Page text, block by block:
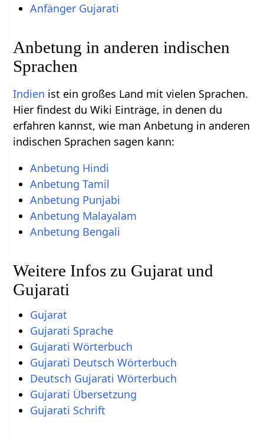
Anfänger Gujarati
Anbetung in anderen indischen
Sprachen
Indien ist ein großes Land mit vielen Sprachen.
Hier findest du Wiki Einträge, in denen du
erfahren kannst, wie man Anbetung in anderen
indischen Sprachen sagen kann:
Anbetung Hindi
Anbetung Tamil
Anbetung Punjabi
Anbetung Malayalam
Anbetung Bengali
Weitere Infos zu Gujarat und
Gujarati
Gujarat
Gujarati Sprache
Gujarati Wörterbuch
Gujarati Deutsch Wörterbuch
Deutsch Gujarati Wörterbuch
Gujarati Übersetzung
Gujarati Schrift